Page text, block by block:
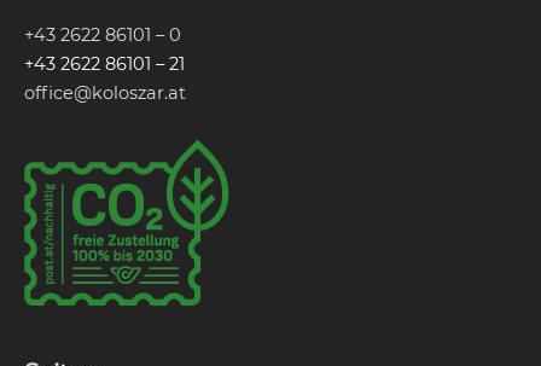
+43 2622 86101 – 0
+43 2622 86101 – 21
office@koloszar.at